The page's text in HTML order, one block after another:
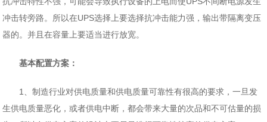
冲击转旁路。所以在UPS选择上要选择抗冲击能力强，输出带隔离变压
器的。并且在容量上要适当进行放宽。
基本配置方案：
1、制造行业对供电质量和供电质量可靠性有很高的要求，一旦发
生供电质量恶化，或者供电中断，都会带来大量的次品和不可估量的损